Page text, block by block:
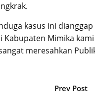
kasus ini
Kabupaten Mimika
meresahkan
Prev Post